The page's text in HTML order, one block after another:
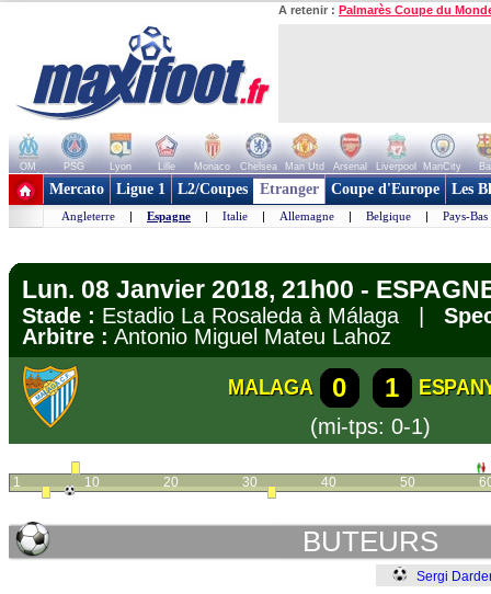
A retenir : Palmarès Coupe du
OM PSG Lyon Lille Monaco Chelsea Man Utd Arsenal Liverpool ManCity
+ de clubs
Mercato Ligue 1 L2/Coupes Etranger Coupe d'Europe Les
Angleterre | Espagne | Italie | Allemagne | Belgique | Pays-Bas
Lun. 08 Janvier 2018, 21h00 -
Stade : Estadio La Rosaleda à Málaga |
Arbitre : Antonio Miguel Mateu Lahoz
MALAGA 0 1
(mi-tps: 0-1)
1 10 20 30 40 50
BUTEURS
Sergi